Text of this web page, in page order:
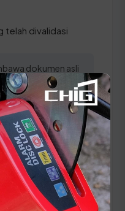
telah divalidasi
dokumen asli
kembali
baru sebelum